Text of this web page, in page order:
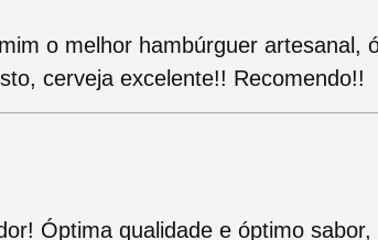
o melhor hambúrguer artesanal,
cerveja excelente!! Recomendo!!
Óptima qualidade e óptimo sabor,